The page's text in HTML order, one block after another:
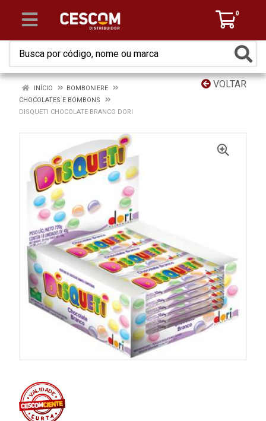
0
VOLTAR
INÍCIO
BOMBONIERE
CHOCOLATES E BOMBONS
DISQUETI CHOCOLATE BRANCO DORI